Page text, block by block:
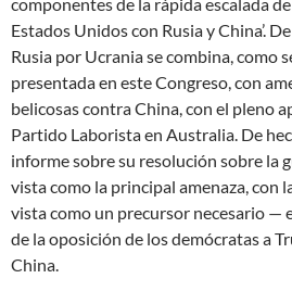
Estados Unidos con Rusia y China’.
Rusia por Ucrania se combina, como
presentada en este Congreso, con
belicosas contra China, con el pleno
Partido Laborista en Australia. De
informe sobre su resolución sobre la
vista como la principal amenaza, con
vista como un precursor necesario —
de la oposición de los demócratas a
China.